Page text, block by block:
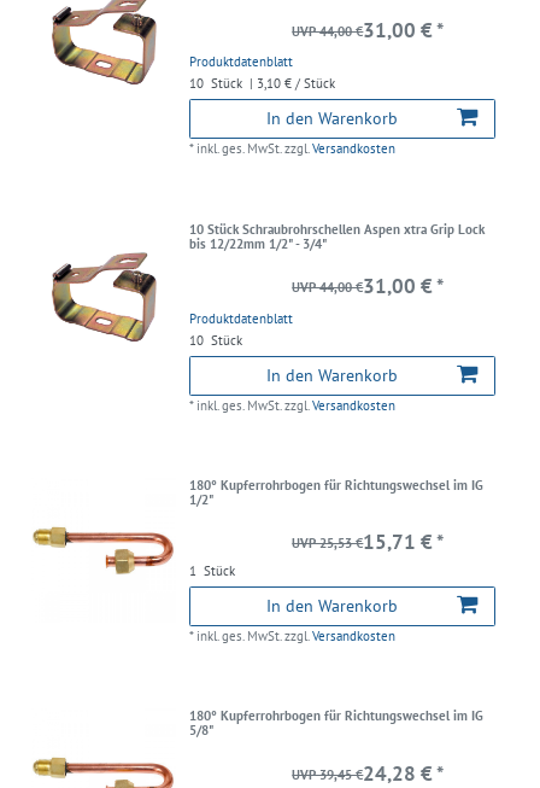
Produktdatenblatt
UVP 44,00 €31,00 € *
10 Stück | 3,10 € / Stück
In den Warenkorb
* inkl. ges. MwSt.zzgl.Versandkosten
10 Stück Schraubrohrschellen Aspen xtra Grip Lock
bis 12/22mm 1/2" - 3/4"
Produktdatenblatt
UVP 44,00 €31,00 € *
10 Stück
In den Warenkorb
* inkl. ges. MwSt. zzgl.Versandkosten
180° Kupferrohrbogen für Richtungswechsel im IG
1/2"
UVP 25,53 €15,71 € *
1 Stück
In den Warenkorb
* inkl. ges. MwSt.zzgl.Versandkosten
180° Kupferrohrbogen für Richtungswechsel im IG
5/8"
UVP 39,45 €24,28 € *